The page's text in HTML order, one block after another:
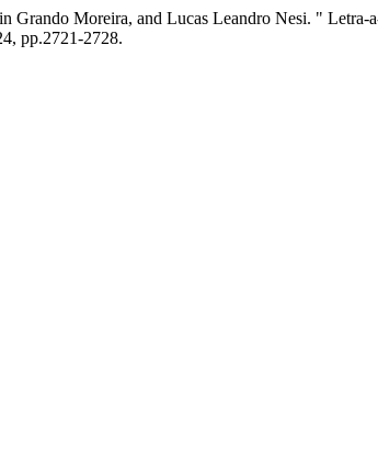
Moreira, and Lucas Leandro Nesi. " Letra-
pp.2721-2728.